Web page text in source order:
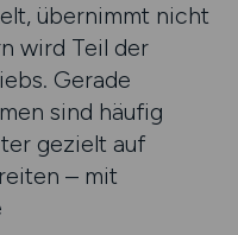
übernimmt nicht
wird Teil der
Gerade
sind häufig
gezielt auf
– mit